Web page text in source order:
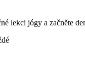
lekci jógy a začněte